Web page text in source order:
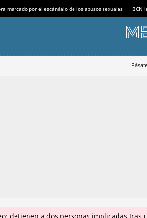
marcado por el escándalo de los abusos sexuales BCN
detienen a dos personas implicadas tras